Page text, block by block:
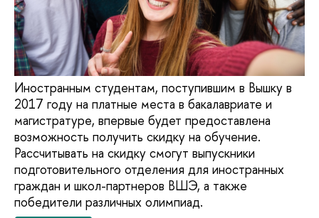
Иностранным студентам, поступившим в Вышку в
2017 году на платные места в бакалавриате и
магистратуре, впервые будет предоставлена
возможность получить скидку на обучение.
Рассчитывать на скидку смогут выпускники
подготовительного отделения для иностранных
граждан и школ-партнеров ВШЭ, а также
победители различных олимпиад.